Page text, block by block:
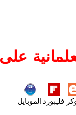
على
فليبورد الموبايل